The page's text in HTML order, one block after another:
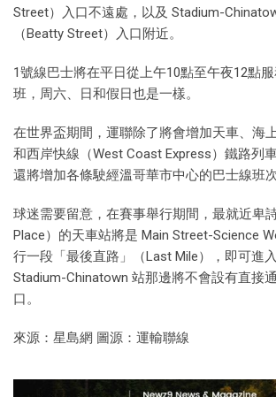
Street）入口不遠處，以及 Stadium-
（Beatty Street）入口附近。
1號線巴士將在平日從上午10點至午夜12點
班，周六、日和假日也是一樣。
在世界盃期間，運聯除了將會增加天車、海上
和西岸快線（West Coast Express）鐵路列
還將增加各條駛經溫哥華市中心的巴士線班次
球迷需要留意，在賽事舉行期間，最就近卑
Place）的天車站將是 Main Street-Science
行一段「最後直路」（Last Mile），即可進
Stadium-Chinatown 站那邊將不會設有直接
口。
來源：星島網 圖源：運輸聯線